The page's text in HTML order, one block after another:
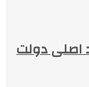
اصلی دولت